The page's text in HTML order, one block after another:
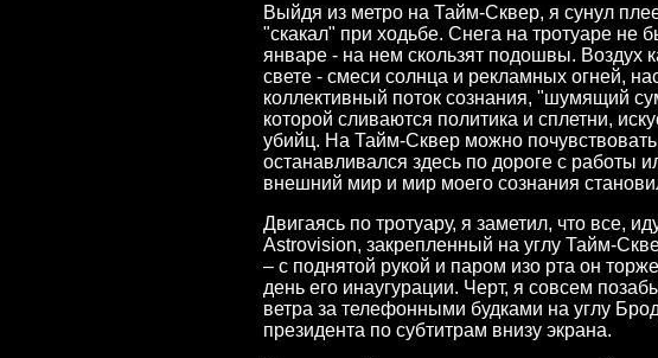
Выйдя из метро на Тайм-Сквер, я сунул
"скакал" при ходьбе. Снега на тротуаре не
январе - на нем скользят подошвы. Воздух
свете - смеси солнца и рекламных огней,
коллективный поток сознания, "шумящий
которой сливаются политика и сплетни,
убийц. На Тайм-Сквер можно
останавливался здесь по дороге с работы
внешний мир и мир моего сознания
Двигаясь по тротуару, я заметил, что все,
Astrovision, закрепленный на углу Тайм-
– c поднятой рукой и паром изо рта он
день его инаугурации. Черт, я совсем
ветра за телефонными будками на углу
президента по субтитрам внизу экрана.